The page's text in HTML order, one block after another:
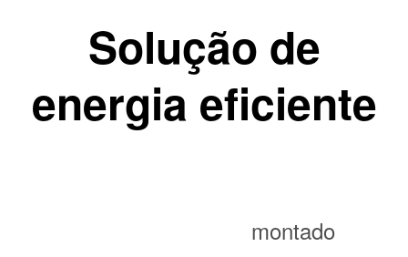
Solução de
energia eficiente
montado